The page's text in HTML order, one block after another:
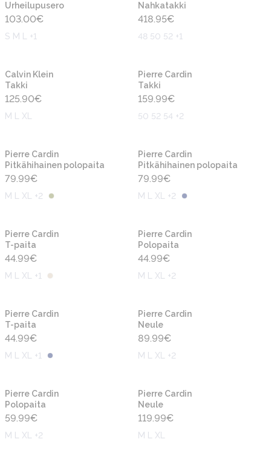
Urheilupusero
103.00€
S M L +1
Nahkatakki
418.95€
48 50 52 +1
Calvin Klein
Takki
125.90€
M L XL
Pierre Cardin
Takki
159.99€
50 52 54 +2
Pierre Cardin
Pitkähihainen polopaita
79.99€
M L XL +2
Pierre Cardin
Pitkähihainen polopaita
79.99€
M L XL +2
Pierre Cardin
T-paita
44.99€
M L XL +1
Pierre Cardin
Polopaita
44.99€
M L XL +2
Pierre Cardin
T-paita
44.99€
M L XL +1
Pierre Cardin
Neule
89.99€
M L XL +2
Pierre Cardin
Polopaita
59.99€
M L XL +2
Pierre Cardin
Neule
119.99€
M L XL